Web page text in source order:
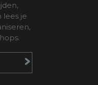
lees je